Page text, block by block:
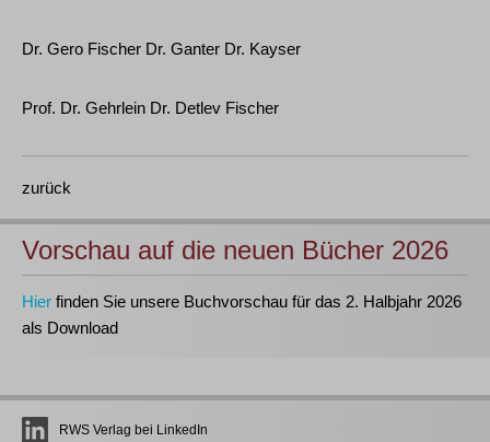
Dr. Gero Fischer Dr. Ganter Dr. Kayser
Prof. Dr. Gehrlein Dr. Detlev Fischer
zurück
Vorschau auf die neuen Bücher 2026
Hier finden Sie unsere Buchvorschau für das 2. Halbjahr 2026
als Download
RWS Verlag bei LinkedIn